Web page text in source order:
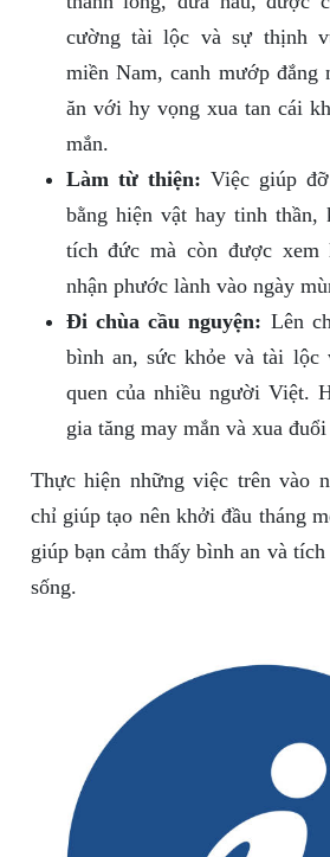
cường tài lộc và sự thịnh
miền Nam, canh mướp
ăn với hy vọng xua tan cái
mắn.
Làm từ thiện: Việc giúp
bằng hiện vật hay tinh thần,
tích đức mà còn được xem
nhận phước lành vào ngày
Đi chùa cầu nguyện: Lên
bình an, sức khỏe và tài lộc
quen của nhiều người Việt.
gia tăng may mắn và xua
Thực hiện những việc trên vào
chỉ giúp tạo nên khởi đầu tháng
giúp bạn cảm thấy bình an và
sống.